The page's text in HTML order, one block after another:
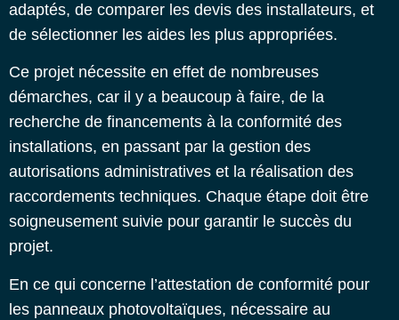
adaptés, de comparer les devis des installateurs, et
de sélectionner les aides les plus appropriées.
Ce projet nécessite en effet de nombreuses
démarches, car il y a beaucoup à faire, de la
recherche de financements à la conformité des
installations, en passant par la gestion des
autorisations administratives et la réalisation des
raccordements techniques. Chaque étape doit être
soigneusement suivie pour garantir le succès du
projet.
En ce qui concerne l’attestation de conformité pour
les panneaux photovoltaïques, nécessaire au